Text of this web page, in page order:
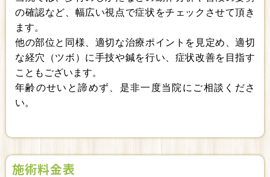
の確認など、幅広い視点で症状をチェックさせて頂き
ます。
他の部位と同様、適切な治療ポイントを見定め、適切
な経穴（ツボ）に手技や鍼を行い、症状改善を目指す
こともございます。
年齢のせいと諦めず、是非一度当院にご相談くださ
い。
施術料金表